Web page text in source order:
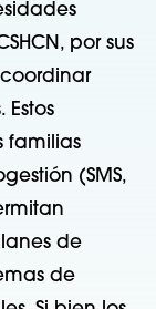
por sus
familias
(SMS,
de
de